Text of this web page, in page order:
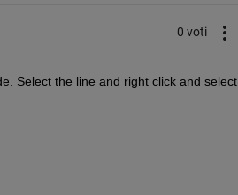
0 voti
Select the line and right click and select